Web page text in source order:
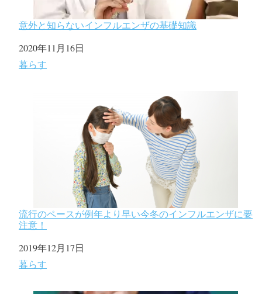
意外と知らないインフルエンザの基礎知識
日付
2020年11月16日
関連理由
暮らす
流行のペースが例年より早い今冬のインフルエンザに要
注意！
日付
2019年12月17日
関連理由
暮らす